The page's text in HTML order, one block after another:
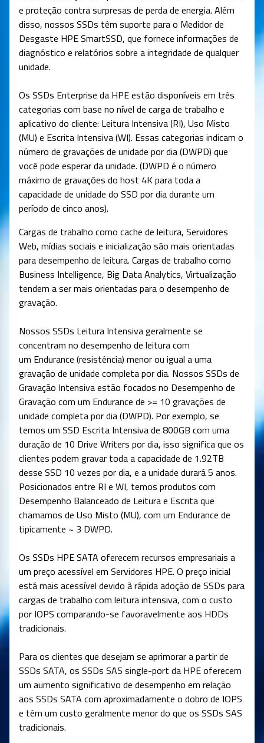
e proteção contra surpresas de perda de energia. Além
disso, nossos SSDs têm suporte para o Medidor de
Desgaste HPE SmartSSD, que fornece informações de
diagnóstico e relatórios sobre a integridade de qualquer
unidade.
Os SSDs Enterprise da HPE estão disponíveis em três
categorias com base no nível de carga de trabalho e
aplicativo do cliente: Leitura Intensiva (RI), Uso Misto
(MU) e Escrita Intensiva (WI). Essas categorias indicam o
número de gravações de unidade por dia (DWPD) que
você pode esperar da unidade. (DWPD é o número
máximo de gravações do host 4K para toda a
capacidade de unidade do SSD por dia durante um
período de cinco anos).
Cargas de trabalho como cache de leitura, Servidores
Web, mídias sociais e inicialização são mais orientadas
para desempenho de leitura. Cargas de trabalho como
Business Intelligence, Big Data Analytics, Virtualização
tendem a ser mais orientadas para o desempenho de
gravação.
Nossos SSDs Leitura Intensiva geralmente se
concentram no desempenho de leitura com
um Endurance (resistência) menor ou igual a uma
gravação de unidade completa por dia. Nossos SSDs de
Gravação Intensiva estão focados no Desempenho de
Gravação com um Endurance de >= 10 gravações de
unidade completa por dia (DWPD). Por exemplo, se
temos um SSD Escrita Intensiva de 800GB com uma
duração de 10 Drive Writers por dia, isso significa que os
clientes podem gravar toda a capacidade de 1.92TB
desse SSD 10 vezes por dia, e a unidade durará 5 anos.
Posicionados entre RI e WI, temos produtos com
Desempenho Balanceado de Leitura e Escrita que
chamamos de Uso Misto (MU), com um Endurance de
tipicamente ~ 3 DWPD.
Os SSDs HPE SATA oferecem recursos empresariais a
um preço acessível em Servidores HPE. O preço inicial
está mais acessível devido à rápida adoção de SSDs para
cargas de trabalho com leitura intensiva, com o custo
por IOPS comparando-se favoravelmente aos HDDs
tradicionais.
Para os clientes que desejam se aprimorar a partir de
SSDs SATA, os SSDs SAS single-port da HPE oferecem
um aumento significativo de desempenho em relação
aos SSDs SATA com aproximadamente o dobro de IOPS
e têm um custo geralmente menor do que os SSDs SAS
tradicionais.